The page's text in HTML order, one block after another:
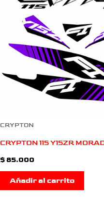
CRYPTON
CRYPTON 115 Y15ZR
$85.000
Añadir al carrito